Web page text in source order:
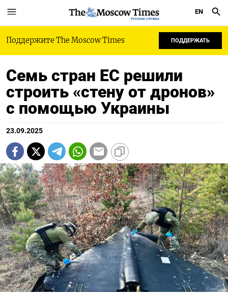
РУССКАЯ СЛУЖБА
EN
Поддержите The Moscow Times ПОДДЕРЖАТЬ
Семь стран ЕС решили
строить «стену от дронов»
с помощью Украины
23.09.2025